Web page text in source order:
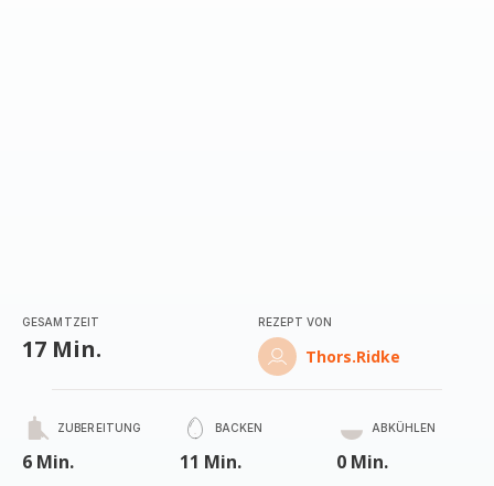
GESAMTZEIT
17 Min.
REZEPT VON
Thors.Ridke
ZUBEREITUNG
6 Min.
BACKEN
11 Min.
ABKÜHLEN
0 Min.